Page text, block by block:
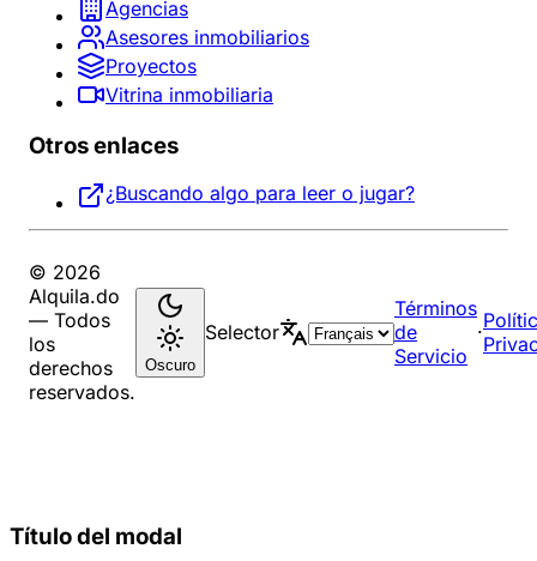
Agencias
Asesores inmobiliarios
Proyectos
Vitrina inmobiliaria
Otros enlaces
¿Buscando algo para leer o jugar?
© 2026
Alquila.do
— Todos
los
derechos
reservados.
Oscuro
Selector
Términos
de
Servicio
·
Título del modal